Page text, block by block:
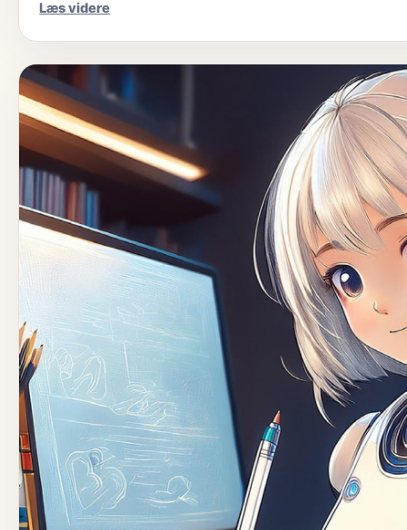
Læs videreSådan
billeder